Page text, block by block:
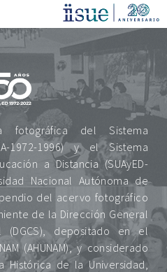
fotográfica del Sistema
1972-1996) y el Sistema
a Distancia (SUAyED-
Nacional Autónoma de
del acervo fotográfico
de la Dirección General
(DGCS), depositado en el
(AHUNAM), y considerado
Histórica de la Universidad,